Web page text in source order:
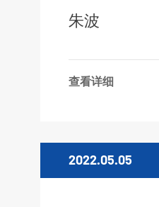
朱波
查看详细
2022.05.05